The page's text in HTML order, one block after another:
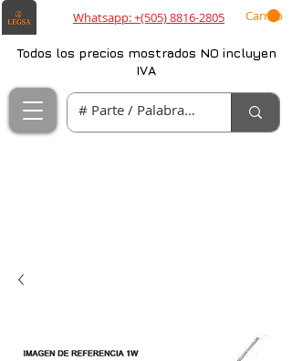
Whatsapp: +(505) 8816-2805 Carrito
Todos los precios mostrados NO incluyen
IVA